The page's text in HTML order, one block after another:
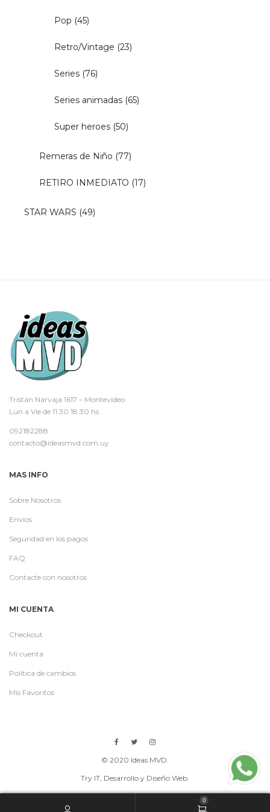
Pop (45)
Retro/Vintage (23)
Series (76)
Series animadas (65)
Super heroes (50)
Remeras de Niño (77)
RETIRO INMEDIATO (17)
STAR WARS (49)
Tristán Narvaja 1617 – Montevideo
Lun a Vie de 11.30 18.30 hs
092182288
contacto@ideasmvd.com.uy
MAS INFO
Sobre Nosotros
Envíos
Seguridad en los pagos
FAQ
Contacte con nosotros
MI CUENTA
Checkout
Mi cuenta
Política de cambios
Mis Favoritos
© 2020 Ideas MVD.
Try IT, Desarrollo y Diseño Web.
0